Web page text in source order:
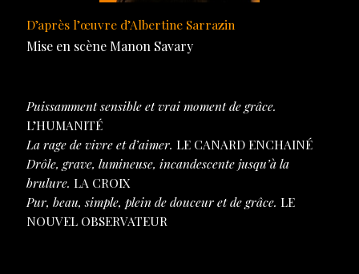
D’après l’œuvre d’Albertine Sarrazin
Mise en scène Manon Savary
Puissamment sensible et vrai moment de grâce.
L’HUMANITÉ
La rage de vivre et d’aimer. LE CANARD ENCHAINÉ
Drôle, grave, lumineuse, incandescente jusqu’à la
brulure. LA CROIX
Pur, beau, simple, plein de douceur et de grâce. LE
NOUVEL OBSERVATEUR